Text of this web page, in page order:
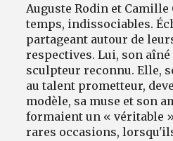
Auguste Rodin et
temps, indissociables.
partageant autour de
respectives. Lui, son
sculpteur reconnu. Elle,
au talent prometteur,
modèle, sa muse et son
formaient un « véritable
rares occasions,